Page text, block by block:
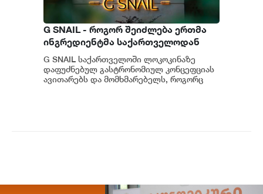
G SNAIL - როგორ შეიძლება ერთმა
ინგრედიენტმა საქართველოდან
საერთაშორისო კულინარიულ
კონცეფციას ჩაუყაროს საფუძველი
G SNAIL საქართველოში ლოკოკინაზე
დაფუძნებულ გასტრონომიულ კონცეფციას
ავითარებს და მომხმარებელს, როგორც